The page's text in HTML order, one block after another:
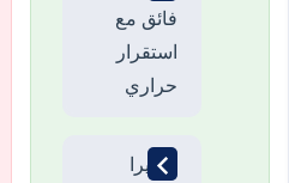
فائق مع
استقرار
حراري
كاميرا